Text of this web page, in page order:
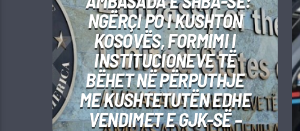
NGËRÇI PO I KUSHTON
KOSOVËS, FORMIMI I
INSTITUCIONEVE TË
BËHET NË PËRPUTHJE
ME KUSHTETUTËN EDHE
VENDIMET E GJK-SË –